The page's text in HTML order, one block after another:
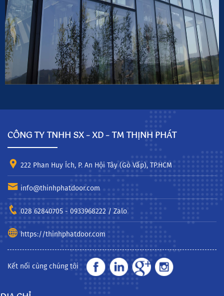
CÔNG TY TNHH SX – XD – TM THỊNH PHÁT
222 Phan Huy Ích, P. An Hội Tây (Gò Vấp), TP.HCM
info@thinhphatdoor.com
028 62840705 - 0933968222 / Zalo
https://thinhphatdoor.com
Kết nối cùng chúng tôi